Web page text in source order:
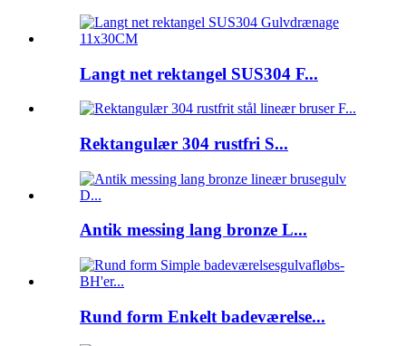
Langt net rektangel SUS304 F...
Rektangulær 304 rustfri S...
Antik messing lang bronze L...
Rund form Enkelt badeværelse...